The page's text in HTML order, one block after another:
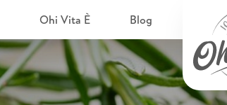
Ohi Vita È Blog